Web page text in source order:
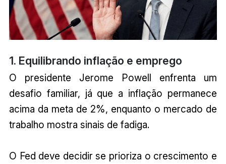
1. Equilibrando inflação e emprego
O presidente Jerome Powell enfrenta um
desafio familiar, já que a inflação permanece
acima da meta de 2%, enquanto o mercado de
trabalho mostra sinais de fadiga.
O Fed deve decidir se prioriza o crescimento e